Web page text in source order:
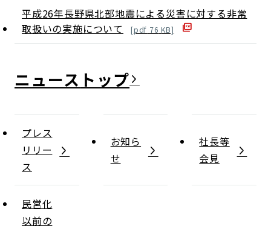
平成26年長野県北部地震による災害に対する非常
取扱いの実施について
[pdf 76 KB]
ニュース
プレス
リリー
ス
お知ら
せ
社長等
会見
民営化
以前の